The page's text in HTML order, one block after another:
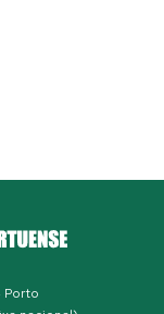
Porto